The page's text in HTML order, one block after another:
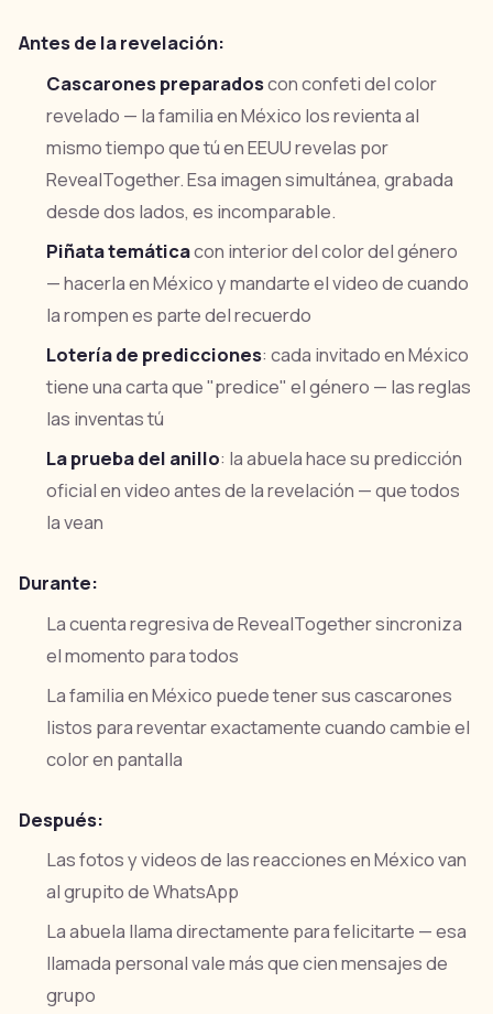
Antes de la revelación:
Cascarones preparadoscon confeti del color
revelado — la familia en México los revienta al
mismo tiempo que tú en EEUU revelas por
RevealTogether. Esa imagen simultánea, grabada
desde dos lados, es incomparable.
Piñata temáticacon interior del color del género
— hacerla en México y mandarte el video de cuando
la rompen es parte del recuerdo
Lotería de predicciones: cada invitado en México
tiene una carta que "predice" el género — las reglas
las inventas tú
La prueba del anillo: la abuela hace su predicción
oficial en video antes de la revelación — que todos
la vean
Durante:
La cuenta regresiva de RevealTogether sincroniza
el momento para todos
La familia en México puede tener sus cascarones
listos para reventar exactamente cuando cambie el
color en pantalla
Después:
Las fotos y videos de las reacciones en México van
al grupito de WhatsApp
La abuela llama directamente para felicitarte — esa
llamada personal vale más que cien mensajes de
grupo